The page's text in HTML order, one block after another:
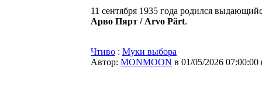
11 сентября 1935 года родился
Арво Пярт / Arvo Pärt.
Чтиво : Муки выбора
Автор: MONMOON в 01/05/2026 07:00:00